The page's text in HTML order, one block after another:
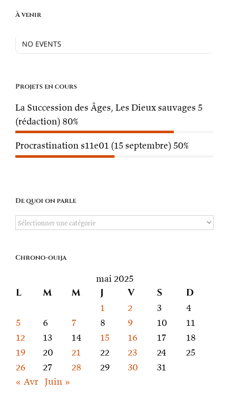
À venir
NO EVENTS
Projets en cours
La Succession des Âges, Les Dieux sauvages 5
(rédaction) 80%
Procrastination s11e01 (15 septembre) 50%
De quoi on parle
De
parle
Chrono-ouija
mai 2025
L M M J V S D
1 2 3
4
5
6 7 8 9 10
11
12
13 14 15 16 17
18
19
20 21 22 23 24
25
26
27 28 29 30
31
« Avr Juin »